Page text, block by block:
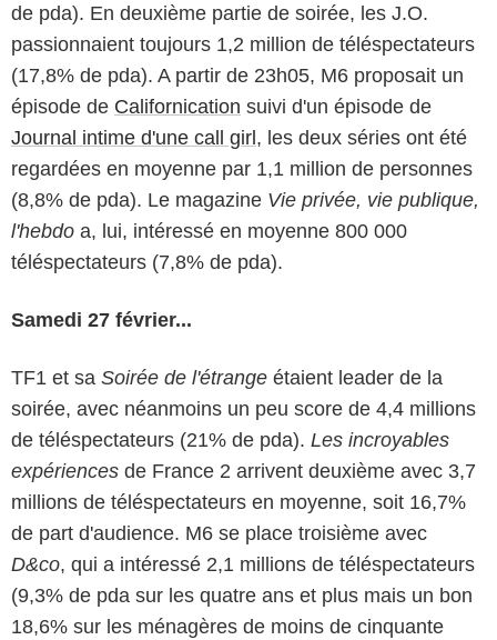
de pda). En deuxième partie de soirée, les J.O.
passionnaient toujours 1,2 million de téléspectateurs
(17,8% de pda). A partir de 23h05, M6 proposait un
épisode de Californication suivi d'un épisode de
Journal intime d'une call girl, les deux séries ont été
regardées en moyenne par 1,1 million de personnes
(8,8% de pda). Le magazine Vie privée, vie publique,
l'hebdo a, lui, intéressé en moyenne 800 000
téléspectateurs (7,8% de pda).
Samedi 27 février...
TF1 et sa Soirée de l'étrange étaient leader de la
soirée, avec néanmoins un peu score de 4,4 millions
de téléspectateurs (21% de pda). Les incroyables
expériences de France 2 arrivent deuxième avec 3,7
millions de téléspectateurs en moyenne, soit 16,7%
de part d'audience. M6 se place troisième avec
D&co, qui a intéressé 2,1 millions de téléspectateurs
(9,3% de pda sur les quatre ans et plus mais un bon
18,6% sur les ménagères de moins de cinquante